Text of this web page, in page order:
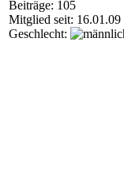
Beiträge: 105
Mitglied seit: 16.01.09
Geschlecht: